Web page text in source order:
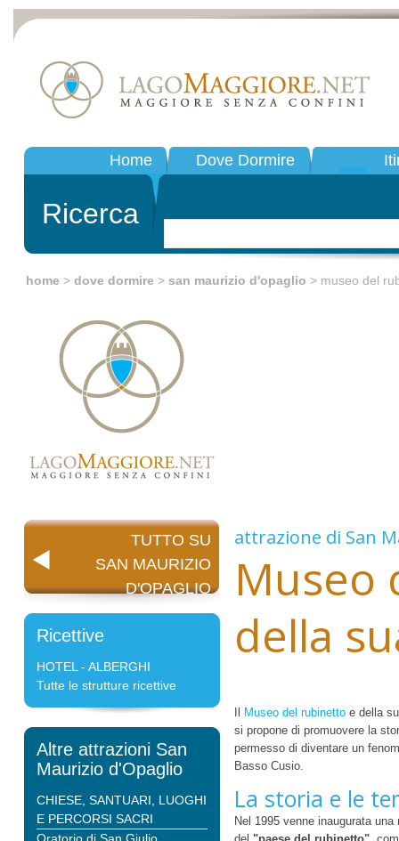
Home Dove Dormire
Ricerca
home > dove dormire > san maurizio d'opaglio > museo del
TUTTO SU
SAN MAURIZIO
D'OPAGLIO
Ricettive
HOTEL - ALBERGHI
Tutte le strutture ricettive
Altre attrazioni San
Maurizio d'Opaglio
CHIESE, SANTUARI, LUOGHI
E PERCORSI SACRI
attrazione di San
Museo
della
Museo del rubinetto e della
si propone di promuovere la
permesso di diventare un
Basso Cusio.
La storia e le
Nel 1995 venne inaugurata